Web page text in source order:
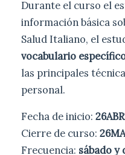
Durante el curso el
información básica
Salud Italiano, el
vocabulario
las principales
personal.
Fecha de inicio:
Cierre de curso:
Frecuencia: sábado y